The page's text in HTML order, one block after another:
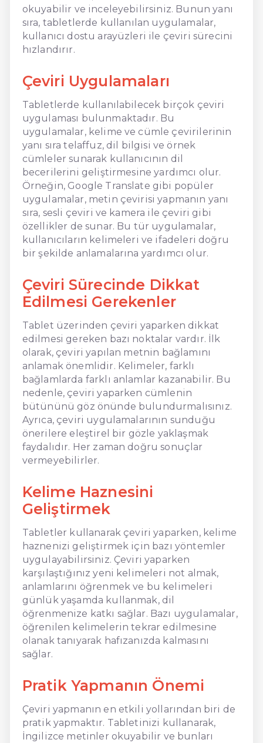
okuyabilir ve inceleyebilirsiniz. Bunun yanı
sıra, tabletlerde kullanılan uygulamalar,
kullanıcı dostu arayüzleri ile çeviri sürecini
hızlandırır.
Çeviri Uygulamaları
Tabletlerde kullanılabilecek birçok çeviri
uygulaması bulunmaktadır. Bu
uygulamalar, kelime ve cümle çevirilerinin
yanı sıra telaffuz, dil bilgisi ve örnek
cümleler sunarak kullanıcının dil
becerilerini geliştirmesine yardımcı olur.
Örneğin, Google Translate gibi popüler
uygulamalar, metin çevirisi yapmanın yanı
sıra, sesli çeviri ve kamera ile çeviri gibi
özellikler de sunar. Bu tür uygulamalar,
kullanıcıların kelimeleri ve ifadeleri doğru
bir şekilde anlamalarına yardımcı olur.
Çeviri Sürecinde Dikkat
Edilmesi Gerekenler
Tablet üzerinden çeviri yaparken dikkat
edilmesi gereken bazı noktalar vardır. İlk
olarak, çeviri yapılan metnin bağlamını
anlamak önemlidir. Kelimeler, farklı
bağlamlarda farklı anlamlar kazanabilir. Bu
nedenle, çeviri yaparken cümlenin
bütününü göz önünde bulundurmalısınız.
Ayrıca, çeviri uygulamalarının sunduğu
önerilere eleştirel bir gözle yaklaşmak
faydalıdır. Her zaman doğru sonuçlar
vermeyebilirler.
Kelime Haznesini
Geliştirmek
Tabletler kullanarak çeviri yaparken, kelime
haznenizi geliştirmek için bazı yöntemler
uygulayabilirsiniz. Çeviri yaparken
karşılaştığınız yeni kelimeleri not almak,
anlamlarını öğrenmek ve bu kelimeleri
günlük yaşamda kullanmak, dil
öğrenmenize katkı sağlar. Bazı uygulamalar,
öğrenilen kelimelerin tekrar edilmesine
olanak tanıyarak hafızanızda kalmasını
sağlar.
Pratik Yapmanın Önemi
Çeviri yapmanın en etkili yollarından biri de
pratik yapmaktır. Tabletinizi kullanarak,
İngilizce metinler okuyabilir ve bunları